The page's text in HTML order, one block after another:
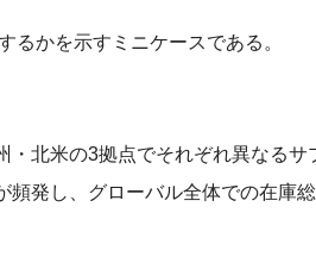
るかを示すミニケースである。
・北米の3拠点でそれぞれ異なるサ
頻発し、グローバル全体での在庫